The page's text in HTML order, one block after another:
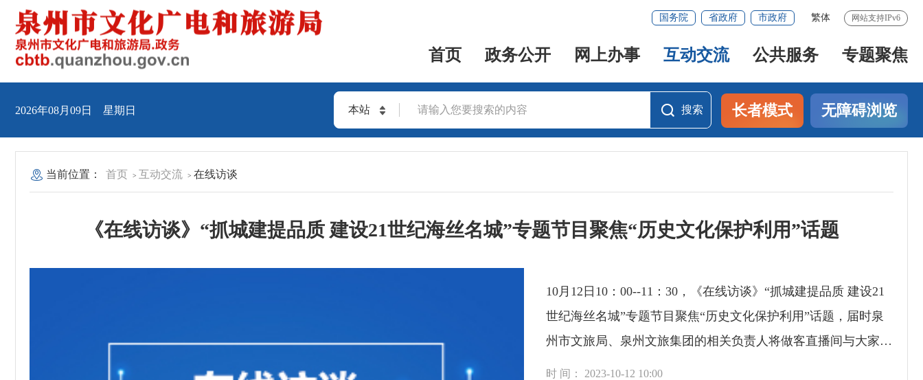
国务院 省政府 市政府 繁体 网站支持IPv6
首页 政务公开 网上办事 互动交流 公共服务 专题聚焦
2026年08月09日 星期日 本站 搜索 长者模式 无障碍浏览
当前位置： 首页 > 互动交流 > 在线访谈
《在线访谈》“抓城建提品质 建设21世纪海丝名城”专题节目聚焦“历史文化保护利用”话题
10月12日10：00--11：30，《在线访谈》“抓城建提品质 建设21
世纪海丝名城”专题节目聚焦“历史文化保护利用”话题，届时泉
州市文旅局、泉州文旅集团的相关负责人将做客直播间与大家互
动交流。市民朋友如果对这一话题有相关问题或意见建议，可以
时 间： 2023-10-12 10:00